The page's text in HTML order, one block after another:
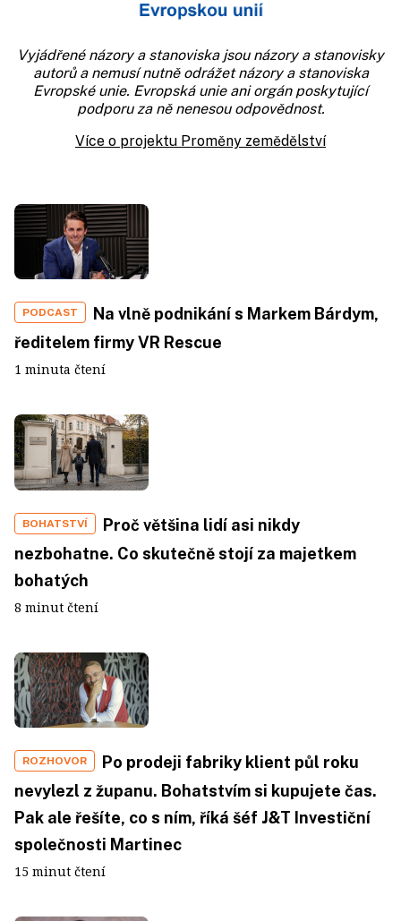
Vyjádřené názory a stanoviska jsou názory a stanovisky
autorů a nemusí nutně odrážet názory a stanoviska
Evropské unie. Evropská unie ani orgán poskytující
podporu za ně nenesou odpovědnost.
Více o projektu Proměny zemědělství
PODCAST
Na vlně podnikání s Markem Bárdym,
ředitelem firmy VR Rescue
1 minuta čtení
BOHATSTVÍ
Proč většina lidí asi nikdy
nezbohatne. Co skutečně stojí za majetkem
bohatých
8 minut čtení
ROZHOVOR
Po prodeji fabriky klient půl roku
nevylezl z županu. Bohatstvím si kupujete čas.
Pak ale řešíte, co s ním, říká šéf J&T Investiční
společnosti Martinec
15 minut čtení